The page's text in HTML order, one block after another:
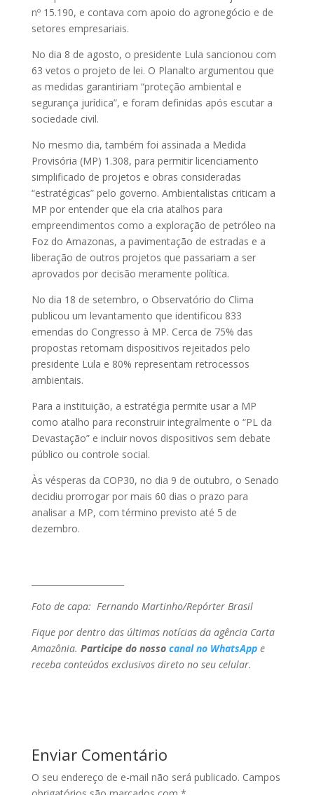
nº 15.190, e contava com apoio do agronegócio e de
setores empresariais.
No dia 8 de agosto, o presidente Lula sancionou com
63 vetos o projeto de lei. O Planalto argumentou que
as medidas garantiriam “proteção ambiental e
segurança jurídica”, e foram definidas após escutar a
sociedade civil.
No mesmo dia, também foi assinada a Medida
Provisória (MP) 1.308, para permitir licenciamento
simplificado de projetos e obras consideradas
“estratégicas” pelo governo. Ambientalistas criticam a
MP por entender que ela cria atalhos para
empreendimentos como a exploração de petróleo na
Foz do Amazonas, a pavimentação de estradas e a
liberação de outros projetos que passariam a ser
aprovados por decisão meramente política.
No dia 18 de setembro, o Observatório do Clima
publicou um levantamento que identificou 833
emendas do Congresso à MP. Cerca de 75% das
propostas retomam dispositivos rejeitados pelo
presidente Lula e 80% representam retrocessos
ambientais.
Para a instituição, a estratégia permite usar a MP
como atalho para reconstruir integralmente o “PL da
Devastação” e incluir novos dispositivos sem debate
público ou controle social.
Às vésperas da COP30, no dia 9 de outubro, o Senado
decidiu prorrogar por mais 60 dias o prazo para
analisar a MP, com término previsto até 5 de
dezembro.
Foto de capa: Fernando Martinho/Repórter Brasil
Fique por dentro das últimas notícias da agência Carta
Amazônia. Participe do nosso canal no WhatsApp e
receba conteúdos exclusivos direto no seu celular.
Enviar Comentário
O seu endereço de e-mail não será publicado. Campos